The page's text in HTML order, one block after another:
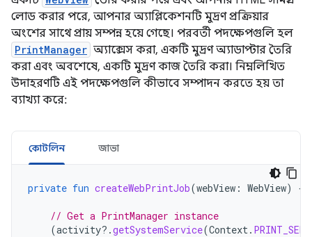
লোড করার পরে, আপনার অ্যাপ্লিকেশনটি মুদ্রণ প্রক্রিয়ার
অংশের সাথে প্রায় সম্পন্ন হয়ে গেছে। পরবর্তী পদক্ষেপগুলি হল
PrintManager অ্যাক্সেস করা, একটি মুদ্রণ অ্যাডাপ্টার তৈরি
করা এবং অবশেষে, একটি মুদ্রণ কাজ তৈরি করা। নিম্নলিখিত
উদাহরণটি এই পদক্ষেপগুলি কীভাবে সম্পাদন করতে হয় তা
ব্যাখ্যা করে:
কোটলিন জাভা
private fun createWebPrintJob(webView : WebView) {
// Get a PrintManager instance
(activity?.getSystemService(Context.